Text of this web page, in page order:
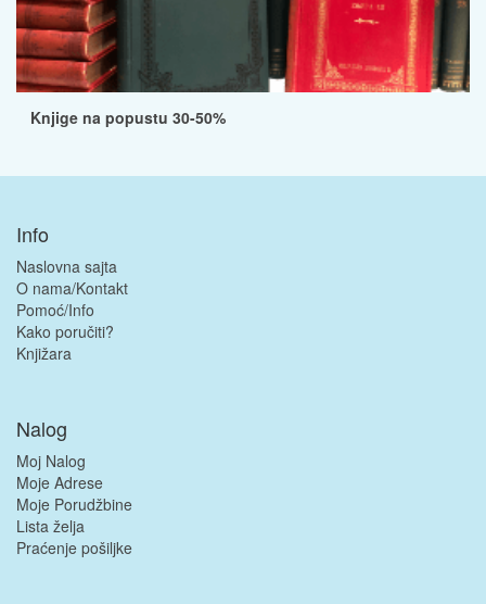
Knjige na popustu 30-50%
Info
Naslovna sajta
O nama/Kontakt
Pomoć/Info
Kako poručiti?
Knjižara
Nalog
Moj Nalog
Moje Adrese
Moje Porudžbine
Lista želja
Praćenje pošiljke